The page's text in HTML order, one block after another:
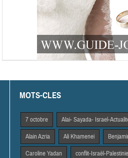
MOTS-CLES
7 octobre Alai- Sayada- Israel-
Alain Azria Ali Khamenei
Caroline Yadan conflit-Israël-